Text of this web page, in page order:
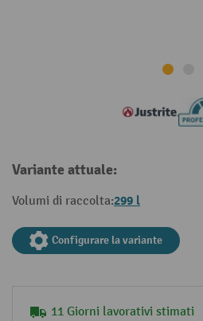
Variante attuale:
Volumi di raccolta:299 l
Configurare la variante
11 Giorni lavorativi stimati